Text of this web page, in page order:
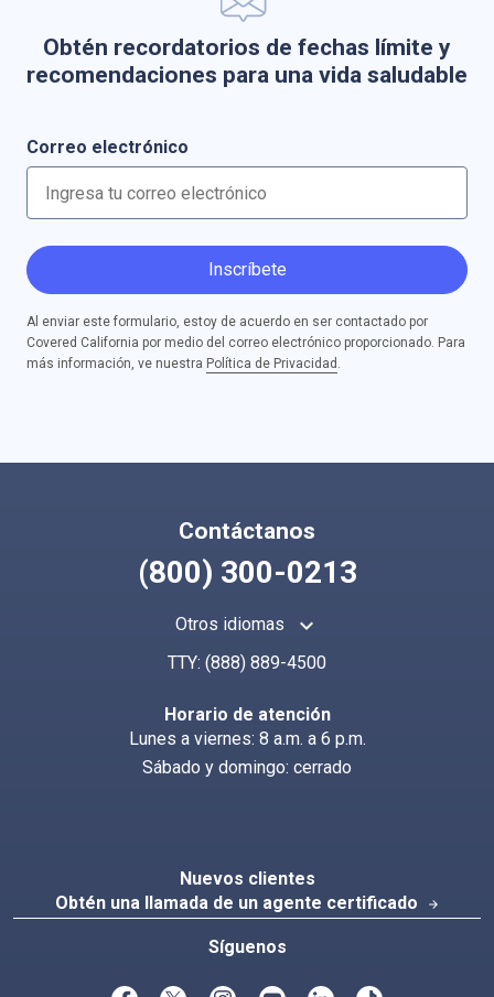
Busca en CoveredCa.com
Obtén recordatorios de fechas límite y
recomendaciones para una vida saludable
Correo electrónico
Inscríbete
Al enviar este formulario, estoy de acuerdo en ser contactado por
Covered California por medio del correo electrónico proporcionado. Para
más información, ve nuestra Política de Privacidad .
Contáctanos
(800) 300-0213
Otros idiomas keyboard_arrow_up
TTY: (888) 889-4500
Horario de atención
Lunes a viernes: 8 a.m. a 6 p.m.
Sábado y domingo: cerrado
Nuevos clientes
Obtén una llamada de un agente certificado
arrow_forward
Síguenos